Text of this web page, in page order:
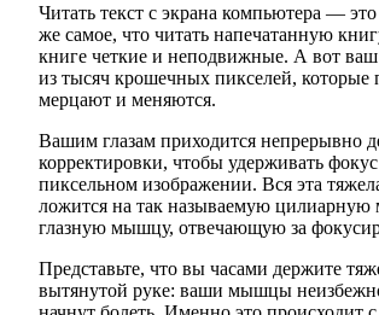
Читать текст с экрана компьютера —
же самое, что читать напечатанную
книге четкие и неподвижные. А вот ваш
из тысяч крошечных пикселей, которые
мерцают и меняются.
Вашим глазам приходится непрерывно
корректировки, чтобы удерживать
пиксельном изображении. Вся эта
ложится на так называемую
глазную мышцу, отвечающую за
Представьте, что вы часами держите
вытянутой руке: ваши мышцы